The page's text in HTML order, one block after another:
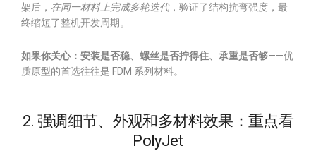
架后， 在同一材料上完成多轮迭代，验证了结构抗弯强度，最
终缩短了整机开发周期。
如果你关心：安装是否稳、螺丝是否拧得住、承重是否够——优
质原型的首选往往是 FDM 系列材料。
2. 强调细节、外观和多材料效果：重点看
PolyJet